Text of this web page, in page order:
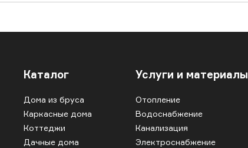
Каталог
Дома из бруса
Каркасные дома
Коттеджи
Дачные дома
Услуги и материалы
Отопление
Водоснабжение
Канализация
Электроснабжение